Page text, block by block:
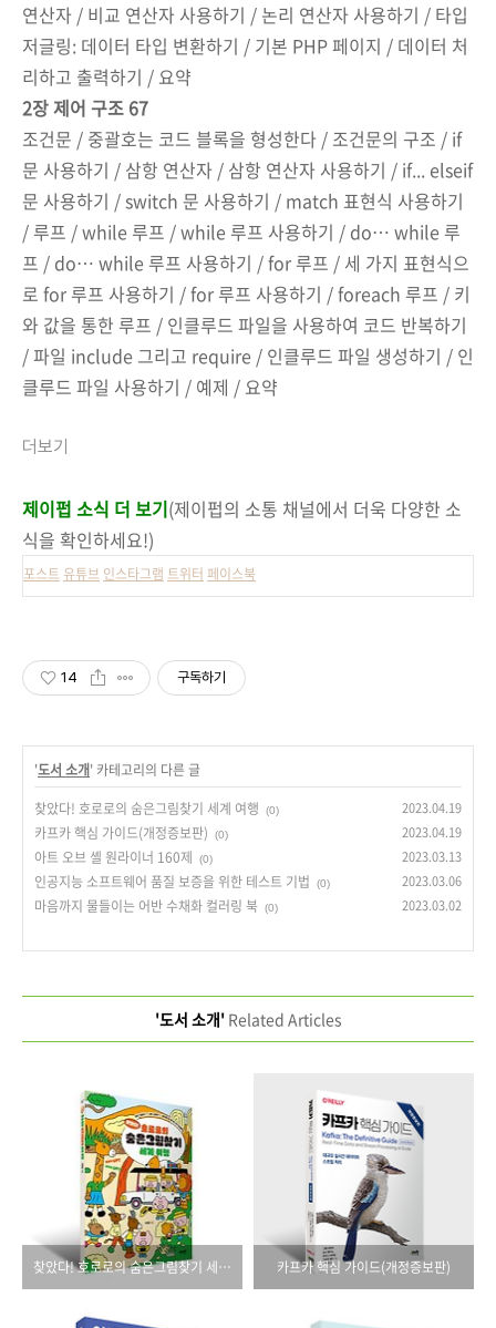
연산자 / 비교 연산자 사용하기 / 논리 연산자 사용하기 / 타입
저글링: 데이터 타입 변환하기 / 기본 PHP 페이지 / 데이터 처
리하고 출력하기 / 요약
2장 제어 구조 67
조건문 / 중괄호는 코드 블록을 형성한다 / 조건문의 구조 / if
문 사용하기 / 삼항 연산자 / 삼항 연산자 사용하기 / if... elseif
문 사용하기 / switch 문 사용하기 / match 표현식 사용하기
/ 루프 / while 루프 / while 루프 사용하기 / do… while 루
프 / do… while 루프 사용하기 / for 루프 / 세 가지 표현식으
로 for 루프 사용하기 / for 루프 사용하기 / foreach 루프 / 키
와 값을 통한 루프 / 인클루드 파일을 사용하여 코드 반복하기
/ 파일 include 그리고 require / 인클루드 파일 생성하기 / 인
클루드 파일 사용하기 / 예제 / 요약
더보기
제이펍 소식 더 보기(제이펍의 소통 채널에서 더욱 다양한 소
식을 확인하세요!)
포스트 유튜브 인스타그램 트위터 페이스북
14 구독하기
'도서 소개' 카테고리의 다른 글
찾았다! 호로로의 숨은그림찾기 세계 여행
(0) 2023.04.19
카프카 핵심 가이드(개정증보판) (0) 2023.04.19
아트 오브 셸 원라이너 160제 (0) 2023.03.13
인공지능 소프트웨어 품질 보증을 위한 테스트 기법 (0) 2023.03.06
마음까지 물들이는 어반 수채화 컬러링 북 (0) 2023.03.02
'도서 소개'Related Articles
찾았다! 호로로의 숨은그림찾기 세계 여행 카프카 핵심 가이드(개정증보판)